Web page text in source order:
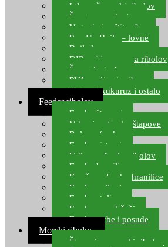
Igle za šaranski ribolov
Špage, upredenice
Vaganje i zaštita ribe
Pop Up Boile – lovne
Boile lovne
DIP-ovi i arome za ribolov
Šaranske torbe
PVA vrećice i pribor
Umjetni kukuruz i ostalo
Feeder ribolov
Feeder štapovi
Vrhovi za feeder štapove
Role za feeder
Feeder sistemi
Udice za feeder ribolov
Feeder hranilice
Kopče za feeder hranilice
Feeder najloni
Feeder stolice
Feeder arm držači
Feeder torbe i posude
Morski ribolov
Štapovi za morski ribolov